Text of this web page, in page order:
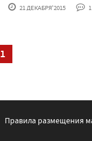
21 ДЕКАБРЯ'2015 1
1
Правила размещения